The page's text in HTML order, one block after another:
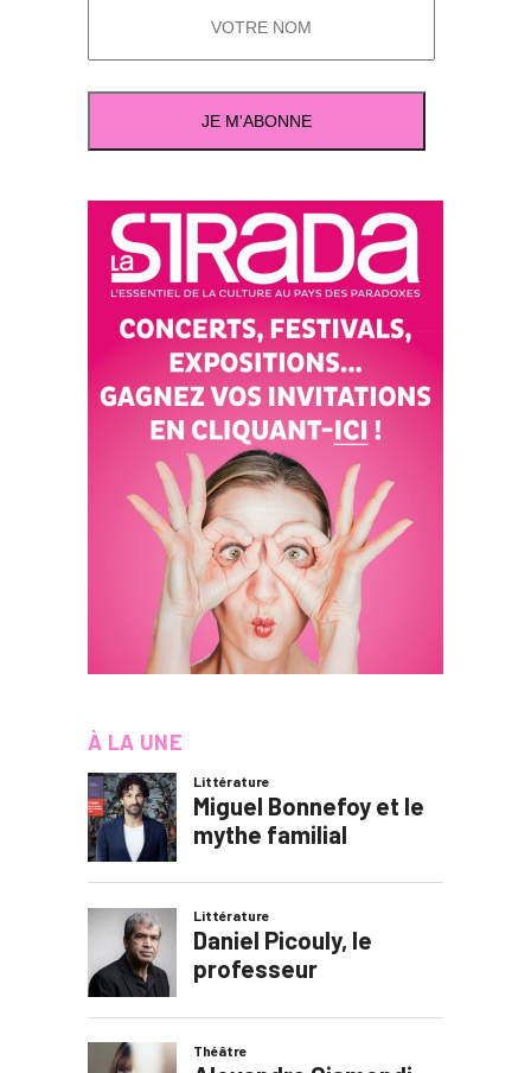
À LA UNE